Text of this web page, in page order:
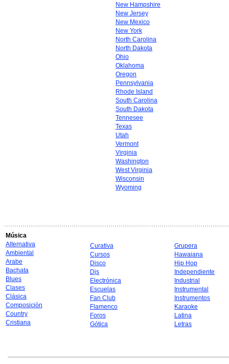
New Hampshire
New Jersey
New Mexico
New York
North Carolina
North Dakota
Ohio
Oklahoma
Oregon
Pennsylvania
Rhode Island
South Carolina
South Dakota
Tennesee
Texas
Utah
Vermont
Virginia
Washington
West Virginia
Wisconsin
Wyoming
Música
Alternativa
Ambiental
Arabe
Bachata
Blues
Clases
Clásica
Composición
Country
Cristiana
Curativa
Cursos
Disco
Djs
Electrónica
Escuelas
Fan Club
Flamenco
Foros
Gótica
Grupera
Hawaiana
Hip Hop
Independiente
Industrial
Instrumental
Instrumentos
Karaoke
Latina
Letras